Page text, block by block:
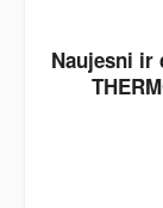
Naujesni ir